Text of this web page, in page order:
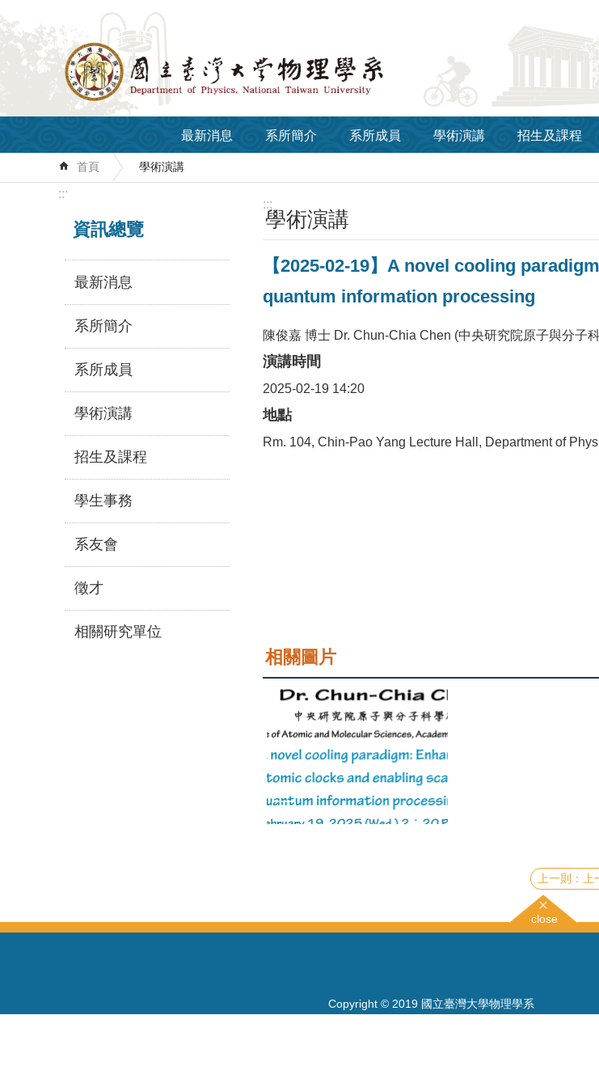
跳到主要內容區塊
最新消息 系所簡介 系所成員 學術演講 招生及課程
首頁 學術演講
:::
資訊總覽
最新消息
系所簡介
系所成員
學術演講
招生及課程
學生事務
系友會
徵才
相關研究單位
:::
學術演講
【2025-02-19】A novel cooling
quantum information processing
陳俊嘉 博士 Dr. Chun-Chia Chen (中央研究院原子與分子
演講時間
2025-02-19 14:20
地點
Rm. 104, Chin-Pao Yang Lecture Hall, Department of
相關圖片
上
close
Copyright © 2019 國立臺灣大學物理學系